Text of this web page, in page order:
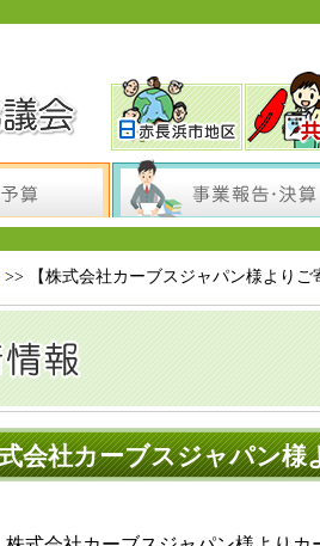
>> 【株式会社カーブスジャパン様よりご
会社カーブスジャパン